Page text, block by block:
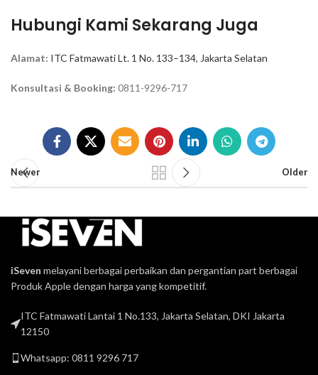
Hubungi Kami Sekarang Juga
Alamat: ITC Fatmawati Lt. 1 No. 133–134, Jakarta Selatan
Konsultasi & Booking: 0811-9296-717
Newer Older
iSeven melayani berbagai perbaikan dan pergantian part berbagai
Produk Apple dengan harga yang kompetitif.
ITC Fatmawati Lantai 1 No.133, Jakarta Selatan, DKI Jakarta
12150
Whatsapp: 0811 9296 717